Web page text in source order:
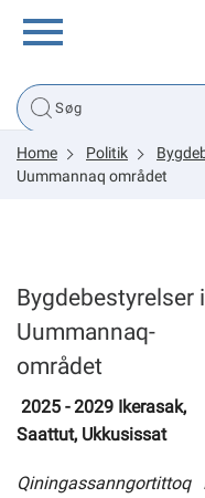
Borger
Erhverv
Tsunami
sullissivik.gl
Home Politik
Uummannaq området
Bygdebestyrelser i
Uummannaq-
området
2025 - 2029 Ikerasak,
Saattut, Ukkusissat
Qiningassanngortittoq